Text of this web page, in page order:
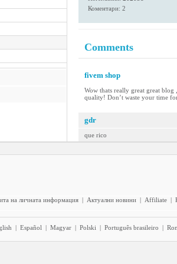
Коментари: 2
Comments
fivem shop
Wow thats really great great
quality! Don’t waste your time
gdr
que rico
на личната информация | Актуални новини | Affiliate |
| Español | Magyar | Polski | Português brasileiro |